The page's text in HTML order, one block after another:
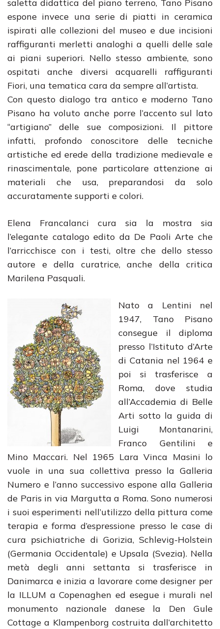
saletta didattica del piano terreno, Tano Pisano
espone invece una serie di piatti in ceramica
ispirati alle collezioni del museo e due incisioni
raffiguranti merletti analoghi a quelli delle sale
ai piani superiori. Nello stesso ambiente, sono
ospitati anche diversi acquarelli raffiguranti
Fiori, una tematica cara da sempre all’artista.
Con questo dialogo tra antico e moderno Tano
Pisano ha voluto anche porre l’accento sul lato
“artigiano” delle sue composizioni. Il pittore
infatti, profondo conoscitore delle tecniche
artistiche ed erede della tradizione medievale e
rinascimentale, pone particolare attenzione ai
materiali che usa, preparandosi da solo
accuratamente supporti e colori.
Elena Francalanci cura sia la mostra sia
l’elegante catalogo edito da De Paoli Arte che
l’arricchisce con i testi, oltre che dello stesso
autore e della curatrice, anche della critica
Marilena Pasquali.
Nato a Lentini nel
1947, Tano Pisano
consegue il diploma
presso l’Istituto d’Arte
di Catania nel 1964 e
poi si trasferisce a
Roma, dove studia
all’Accademia di Belle
Arti sotto la guida di
Luigi Montanarini,
Franco Gentilini e
Mino Maccari. Nel 1965 Lara Vinca Masini lo
vuole in una sua collettiva presso la Galleria
Numero e l’anno successivo espone alla Galleria
de Paris in via Margutta a Roma. Sono numerosi
i suoi esperimenti nell’utilizzo della pittura come
terapia e forma d’espressione presso le case di
cura psichiatriche di Gorizia, Schlevig-Holstein
(Germania Occidentale) e Upsala (Svezia). Nella
metà degli anni settanta si trasferisce in
Danimarca e inizia a lavorare come designer per
la ILLUM a Copenaghen ed esegue i murali nel
monumento nazionale danese la Den Gule
Cottage a Klampenborg costruita dall’architetto